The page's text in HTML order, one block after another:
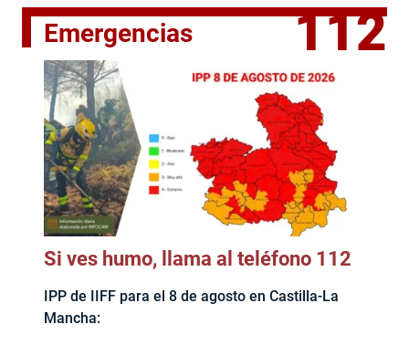
Emergencias 112
Si ves humo, llama al teléfono 112
IPP de IIFF para el 8 de agosto en Castilla-La
Mancha: